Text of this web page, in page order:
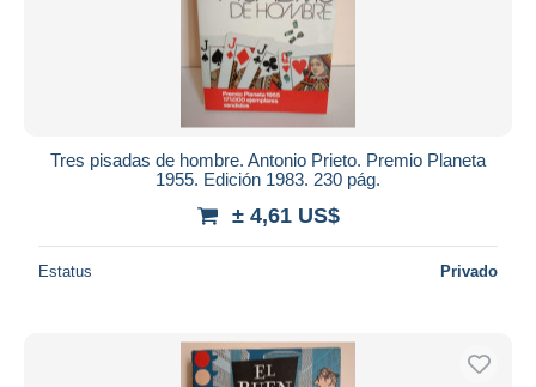
Todas las duraciones
Cerrando dentro
Sólo con descuento
Tres pisadas de hombre. Antonio Prieto. Premio Planeta
1955. Edición 1983. 230 pág.
± 4,61 US$
Estatus Privado